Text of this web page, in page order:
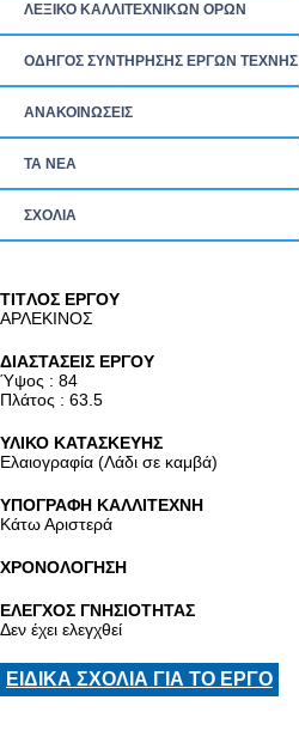
ΛΕΞΙΚΟ ΚΑΛΛΙΤΕΧΝΙΚΩΝ ΟΡΩΝ
ΟΔΗΓΟΣ ΣΥΝΤΗΡΗΣΗΣ ΕΡΓΩΝ ΤΕΧΝΗΣ
ΑΝΑΚΟΙΝΩΣΕΙΣ
ΤΑ ΝEΑ
ΣΧΟΛΙΑ
TITΛΟΣ ΕΡΓΟΥ
ΑΡΛΕΚΙΝΟΣ
ΔΙΑΣΤΑΣΕΙΣ ΕΡΓΟΥ
Ύψος : 84
Πλάτος : 63.5
ΥΛΙΚΟ ΚΑΤΑΣΚΕΥΗΣ
Ελαιογραφία (Λάδι σε καμβά)
ΥΠΟΓΡΑΦΗ ΚΑΛΛΙΤΕΧΝΗ
Κάτω Αριστερά
ΧΡΟΝΟΛΟΓΗΣΗ
ΕΛΕΓΧΟΣ ΓΝΗΣΙΟΤΗΤΑΣ
Δεν έχει ελεγχθεί
ΕΙΔΙΚΑ ΣΧΟΛΙΑ ΓΙΑ ΤΟ ΕΡΓΟ